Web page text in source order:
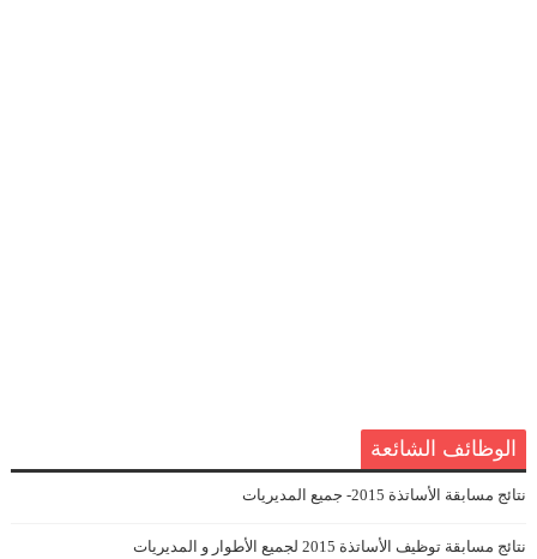
الوظائف الشائعة
نتائج مسابقة الأساتذة 2015- جميع المديريات
نتائج مسابقة توظيف الأساتذة 2015 لجميع الأطوار و المديريات